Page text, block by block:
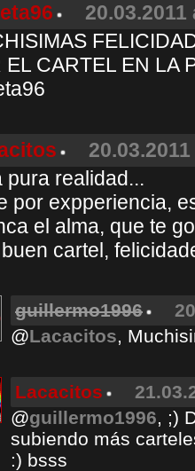
EL CARTEL EN LA
pura realidad...
por expperiencia,
el alma, que te
cartel,
guillermo1996
@Lacacitos,
Lacacitos
@guillermo1996, ;)
subiendo más
:) bsss